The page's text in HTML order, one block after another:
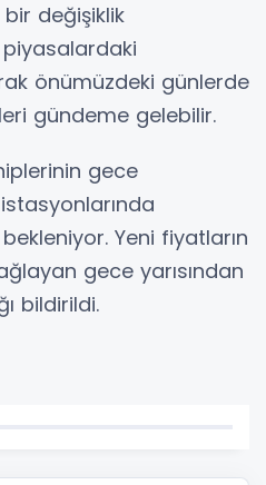
değişiklik
önümüzdeki günlerde
gündeme gelebilir.
gece
Yeni fiyatların
gece yarısından
bildirildi.